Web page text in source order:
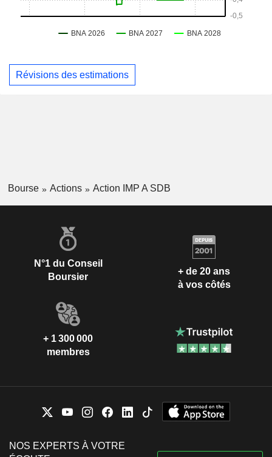
Révisions des estimations
Bourse Actions Action IMP A SDB
N°1 du Conseil
Boursier
+ de 20 ans
à vos côtés
+ 1 300 000
membres
NOS EXPERTS À VOTRE